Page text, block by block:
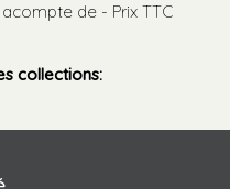
de - Prix TTC
collections: